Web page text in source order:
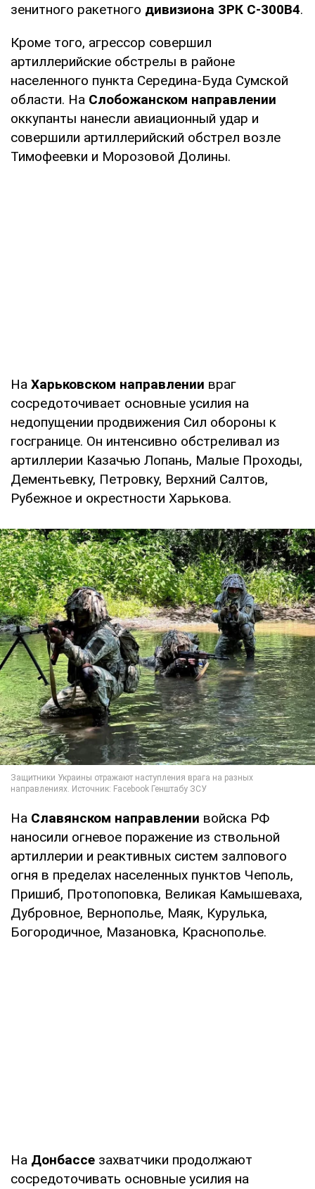
зенитного ракетного дивизиона ЗРК С-300В4.
Кроме того, агрессор совершил
артиллерийские обстрелы в районе
населенного пункта Середина-Буда Сумской
области. На Слобожанском направлении
оккупанты нанесли авиационный удар и
совершили артиллерийский обстрел возле
Тимофеевки и Морозовой Долины.
На Харьковском направлении враг
сосредоточивает основные усилия на
недопущении продвижения Сил обороны к
госгранице. Он интенсивно обстреливал из
артиллерии Казачью Лопань, Малые Проходы,
Дементьевку, Петровку, Верхний Салтов,
Рубежное и окрестности Харькова.
На Славянском направлении войска РФ
наносили огневое поражение из ствольной
артиллерии и реактивных систем залпового
огня в пределах населенных пунктов Чеполь,
Пришиб, Протопоповка, Великая Камышеваха,
Дубровное, Вернополье, Маяк, Курулька,
Богородичное, Мазановка, Краснополье.
На Донбассе захватчики продолжают
сосредоточивать основные усилия на